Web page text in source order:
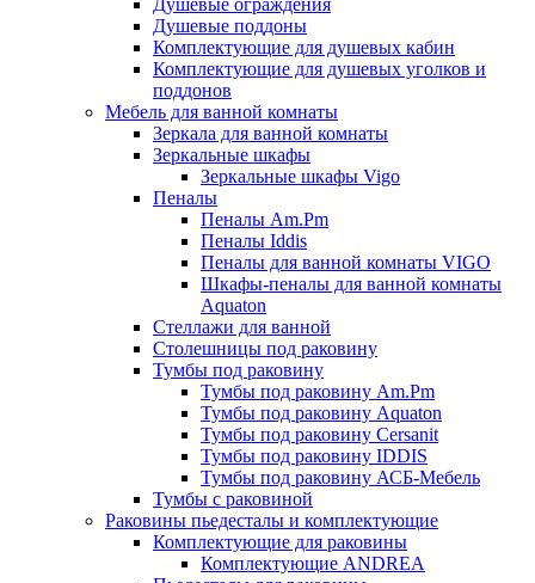
Душевые ограждения
Душевые поддоны
Комплектующие для душевых кабин
Комплектующие для душевых уголков и
поддонов
Мебель для ванной комнаты
Зеркала для ванной комнаты
Зеркальные шкафы
Зеркальные шкафы Vigo
Пеналы
Пеналы Am.Pm
Пеналы Iddis
Пеналы для ванной комнаты VIGO
Шкафы-пеналы для ванной комнаты
Aquaton
Стеллажи для ванной
Столешницы под раковину
Тумбы под раковину
Тумбы под раковину Am.Pm
Тумбы под раковину Aquaton
Тумбы под раковину Cersanit
Тумбы под раковину IDDIS
Тумбы под раковину АСБ-Мебель
Тумбы с раковиной
Раковины пьедесталы и комплектующие
Комплектующие для раковины
Комплектующие ANDREA